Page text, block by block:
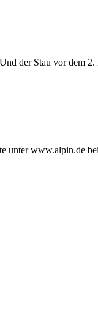
der Stau vor dem
unter www.alpin.de